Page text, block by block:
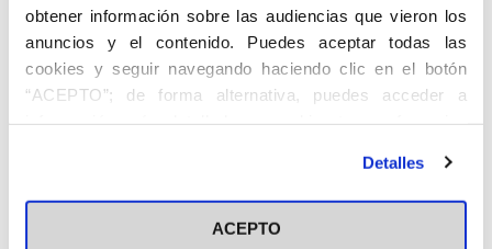
obtener información sobre las audiencias que vieron los
anuncios y el contenido. Puedes aceptar todas las
cookies y seguir navegando haciendo clic en el botón
“ACEPTO”; de forma alternativa, puedes acceder a
información más detallada y cambiar tus preferencias
en el botón "Personalizar". Para más información puedes
visitar nuestra Política de Cookies
Detalles
ACEPTO
La obra social en Málaga
Tras un receso, las Jornadas continuaron con la mesa redonda
titulada ‘La obra social del cardenal Herrera Oria en Málaga’,
moderada por Gregorio Piñero. La primera persona en tomar la
desarrollo social con los que don Ángel quería complementar
varias de nosotras nos preparamos para esta misión. La idea del
siervo de Dios era que en cada centro hubiera una maestra, una
asistente social y una enfermera. Finalmente, este proyecto no